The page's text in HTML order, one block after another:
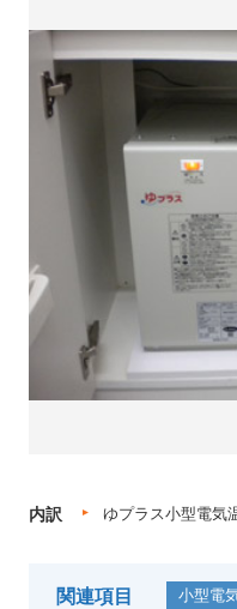
内訳 ゆプラス小型電気
関連項目 小型電